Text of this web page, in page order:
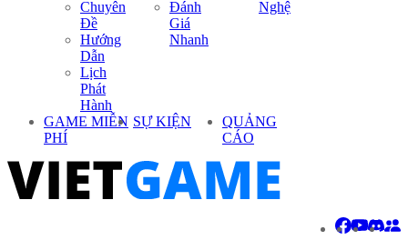
Chuyên
Đề
Hướng
Dẫn
Lịch
Phát
Hành
Đánh
Giá
Nhanh
Nghệ
GAME MIỄN
PHÍ
SỰ KIỆN
QUẢNG
CÁO